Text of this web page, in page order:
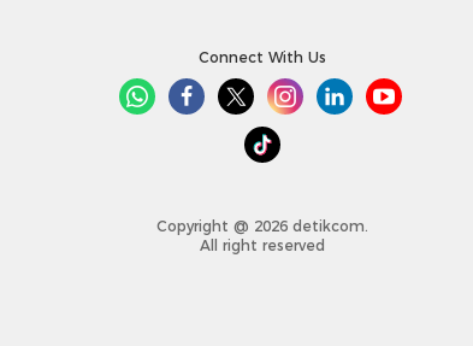
Connect With Us
Copyright @ 2026 detikcom.
All right reserved